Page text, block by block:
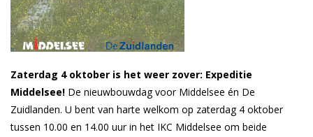
Zaterdag 4 oktober is het weer zover: Expeditie
Middelsee! De nieuwbouwdag voor Middelsee én De
Zuidlanden. U bent van harte welkom op zaterdag 4 oktober
tussen 10.00 en 14.00 uur in het IKC Middelsee om beide